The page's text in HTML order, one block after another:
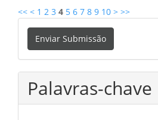
<< < 1 2 3 4 5 6 7 8 9 10 > >>
Enviar
Submissão
Enviar Submissão
Palavras-chave